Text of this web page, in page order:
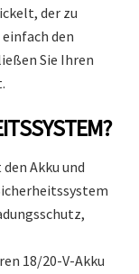
der zu
den
Sie Ihren
den Akku und
18/20-V-Akku